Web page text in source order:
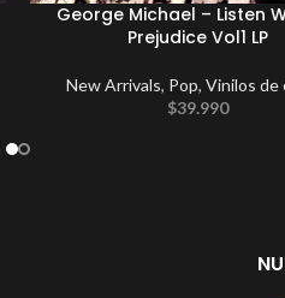
George Michael – Listen
Prejudice Vol1 LP
New Arrivals, Pop, Vinilos de
$39.990